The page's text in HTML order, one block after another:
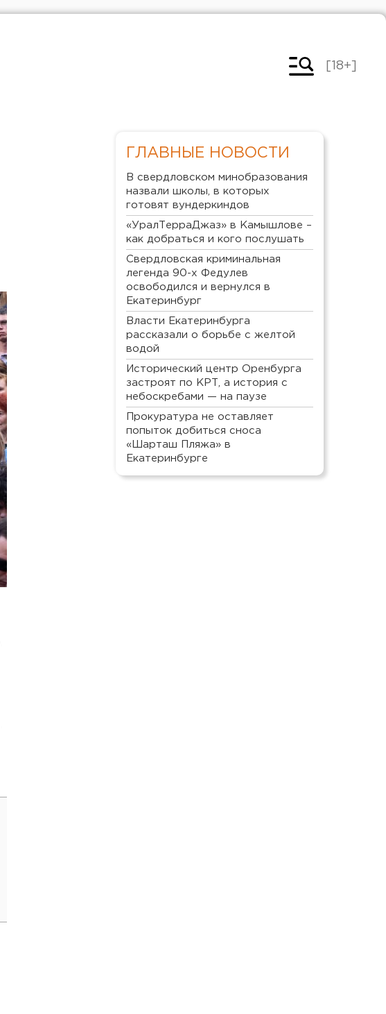
[18+]
ГЛАВНЫЕ НОВОСТИ
В свердловском минобразования
назвали школы, в которых
готовят вундеркиндов
«УралТерраДжаз» в Камышлове –
как добраться и кого послушать
Свердловская криминальная
легенда 90-х Федулев
освободился и вернулся в
Екатеринбург
Власти Екатеринбурга
рассказали о борьбе с желтой
водой
Исторический центр Оренбурга
застроят по КРТ, а история с
небоскребами — на паузе
Прокуратура не оставляет
попыток добиться сноса
«Шарташ Пляжа» в
Екатеринбурге